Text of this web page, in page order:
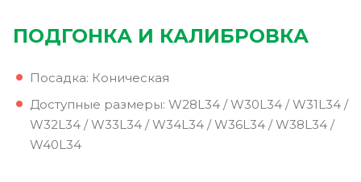
ПОДГОНКА И КАЛИБРОВКА
Посадка: Коническая
Доступные размеры: W28L34 / W30L34 / W31L34 /
W32L34 / W33L34 / W34L34 / W36L34 / W38L34 /
W40L34